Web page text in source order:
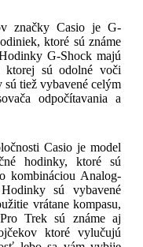
značky Casio je G-
ktoré sú známe
G-Shock majú
ktorej sú odolné voči
tiež vybavené celým
odpočítavania a
Casio je model
hodinky, ktoré sú
kombináciou Analog-
sú vybavené
vrátane kompasu,
Trek sú známe aj
ktoré vylučujú